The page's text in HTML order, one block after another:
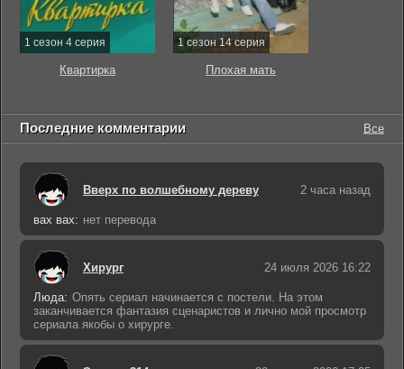
1 сезон 4 серия
Квартирка
1 сезон 14 серия
Плохая мать
Последние комментарии Все
Вверх по волшебному дереву 2 часа назад
вах вах: нет перевода
Хирург 24 июля 2026 16:22
Люда: Опять сериал начинается с постели. На этом
заканчивается фантазия сценаристов и лично мой просмотр
сериала якобы о хирурге.